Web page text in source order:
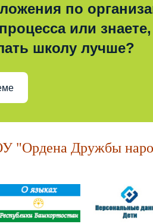
по
или знаете,
школу лучше?
"Ордена Дружбы